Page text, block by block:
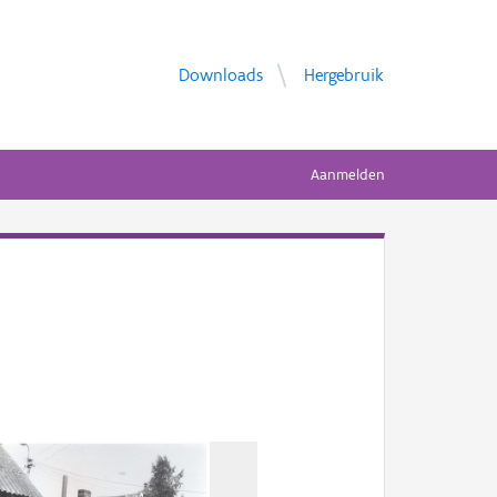
Downloads Hergebruik
Aanmelden